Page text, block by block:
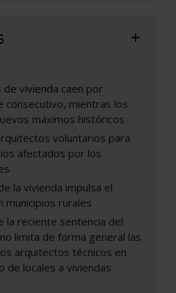
vivienda caen por
consecutivo, mientras los
máximos históricos
voluntarios para
afectados por los
la vivienda impulsa el
municipios rurales
la reciente sentencia del
limita de forma general las
arquitectos técnicos en
de locales a viviendas